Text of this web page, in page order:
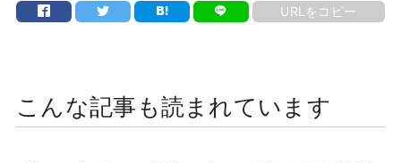
URLをコピー
こんな記事も読まれています